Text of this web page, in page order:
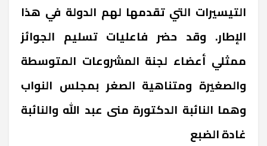
التيسيرات التي تقدمها لهم الدولة في هذا
الإطار. وقد حضر فاعليات تسليم الجوائز
ممثلي أعضاء لجنة المشروعات المتوسطة
والصغيرة ومتناهية الصغر بمجلس النواب
وهما النائبة الدكتورة منى عبد الله والنائبة
غادة الضبع